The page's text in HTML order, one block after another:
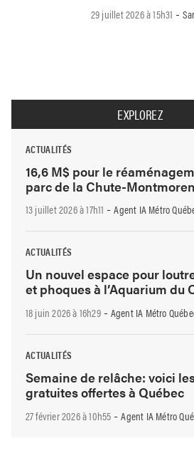
29 juillet 2026 à 15h31 -
EXPLOREZ
ACTUALITÉS
16,6 M$ pour le
parc de la Chute-
13 juillet 2026 à 17h11 -Agent IA Métro
ACTUALITÉS
Un nouvel espace pour
et phoques à l’Aquarium du
18 juin 2026 à 16h29-Agent IA Métro
ACTUALITÉS
Semaine de relâche: voici
gratuites offertes à Québec
27 février 2026 à 10h55 -Agent IA Métro